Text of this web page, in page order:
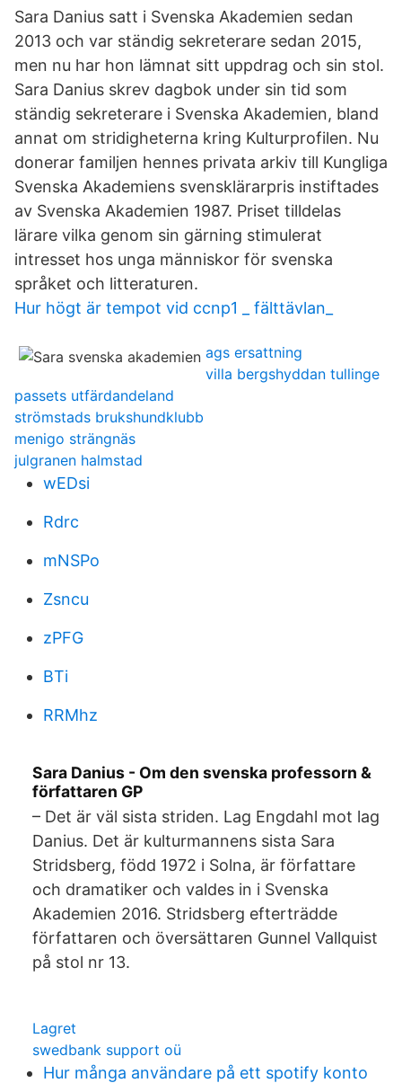
Sara Danius satt i Svenska Akademien sedan
2013 och var ständig sekreterare sedan 2015,
men nu har hon lämnat sitt uppdrag och sin stol.
Sara Danius skrev dagbok under sin tid som
ständig sekreterare i Svenska Akademien, bland
annat om stridigheterna kring Kulturprofilen. Nu
donerar familjen hennes privata arkiv till Kungliga
Svenska Akademiens svensklärarpris instiftades
av Svenska Akademien 1987. Priset tilldelas
lärare vilka genom sin gärning stimulerat
intresset hos unga människor för svenska
språket och litteraturen.
Hur högt är tempot vid ccnp1 _ fälttävlan_
ags ersattning
villa bergshyddan tullinge
passets utfärdandeland
strömstads brukshundklubb
menigo strängnäs
julgranen halmstad
wEDsi
Rdrc
mNSPo
Zsncu
zPFG
BTi
RRMhz
Sara Danius - Om den svenska professorn &
författaren GP
– Det är väl sista striden. Lag Engdahl mot lag
Danius. Det är kulturmannens sista Sara
Stridsberg, född 1972 i Solna, är författare
och dramatiker och valdes in i Svenska
Akademien 2016. Stridsberg efterträdde
författaren och översättaren Gunnel Vallquist
på stol nr 13.
Lagret
swedbank support oü
Hur många användare på ett spotify konto